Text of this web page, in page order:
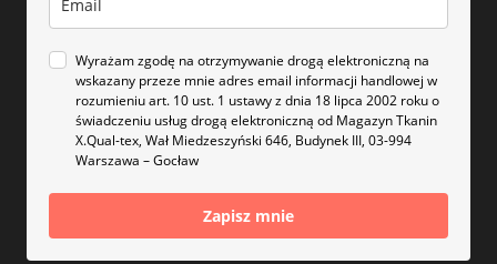
Wyrażam zgodę na otrzymywanie drogą elektroniczną na
wskazany przeze mnie adres email informacji handlowej w
rozumieniu art. 10 ust. 1 ustawy z dnia 18 lipca 2002 roku o
świadczeniu usług drogą elektroniczną od Magazyn Tkanin
X.Qual-tex, Wał Miedzeszyński 646, Budynek III, 03-994
Warszawa – Gocław
Zapisz mnie